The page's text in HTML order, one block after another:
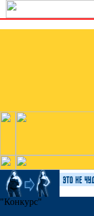
"Конкурс"